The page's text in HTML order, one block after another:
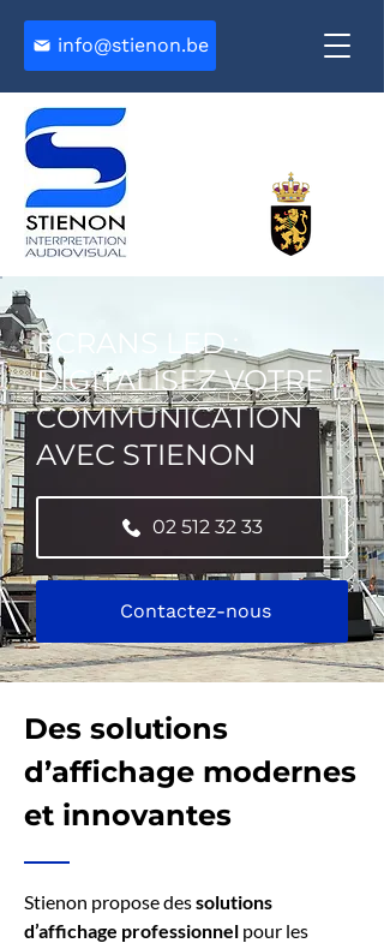
info@stienon.be
ÉCRANS LED :
DIGITALISEZ VOTRE
COMMUNICATION
AVEC STIENON
02 512 32 33
Contactez-nous
Des solutions
d’affichage modernes
et innovantes
Stienon propose dessolutions
d’affichage professionnel pour les